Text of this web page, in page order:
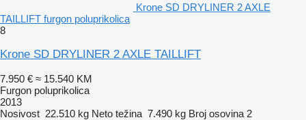
Krone SD DRYLINER 2 AXLE
TAILLIFT furgon poluprikolica
8
Krone SD DRYLINER 2 AXLE TAILLIFT
7.950 € ≈ 15.540 KM
Furgon poluprikolica
2013
Nosivost 22.510 kg Neto težina 7.490 kg Broj osovina 2